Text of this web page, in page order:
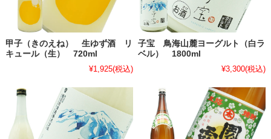
甲子（きのえね） 生ゆず酒 リ
キュール（生） 720ml
¥1,925(税込)
子宝 鳥海山麓ヨーグルト（白ラ
ベル） 1800ml
¥3,300(税込)